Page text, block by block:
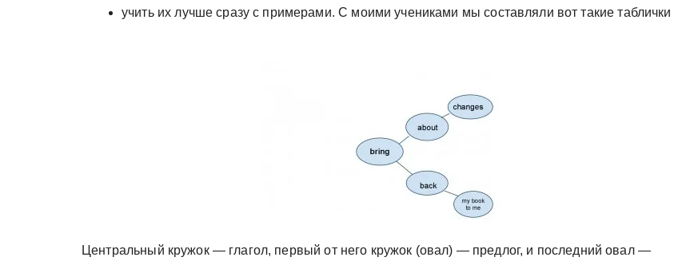
учить их лучше сразу с примерами. С моими учениками мы составляли вот такие таблички
Центральный кружок — глагол, первый от него кружок (овал) — предлог, и последний овал —